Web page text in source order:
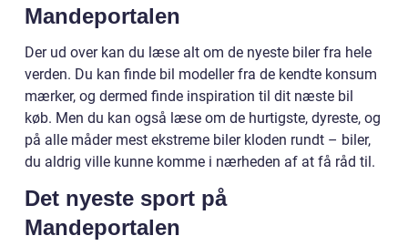
Mandeportalen
Der ud over kan du læse alt om de nyeste biler fra hele
verden. Du kan finde bil modeller fra de kendte konsum
mærker, og dermed finde inspiration til dit næste bil
køb. Men du kan også læse om de hurtigste, dyreste, og
på alle måder mest ekstreme biler kloden rundt – biler,
du aldrig ville kunne komme i nærheden af at få råd til.
Det nyeste sport på
Mandeportalen